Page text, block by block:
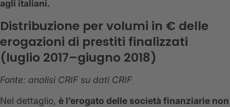
agli italiani.
Distribuzione per volumi in € delle
erogazioni di prestiti finalizzati
(luglio 2017–giugno 2018)
Fonte: analisi CRIF su dati CRIF
Nel dettaglio, è l’erogato delle società finanziarie non